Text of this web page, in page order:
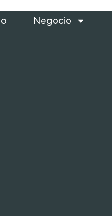
Negocio